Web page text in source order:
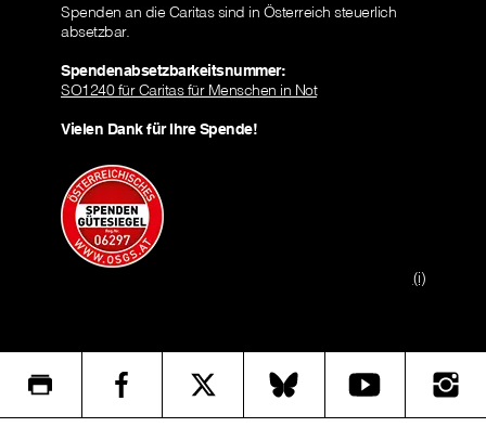
Spenden an die Caritas sind in Österreich steuerlich
absetzbar.
Spendenabsetzbarkeitsnummer:
SO1240 für Caritas für Menschen in Not
Vielen Dank für Ihre Spende!
(i)